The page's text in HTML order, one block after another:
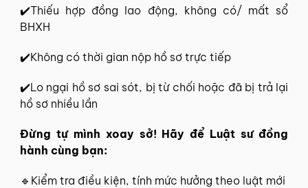
✔️Thiếu hợp đồng lao động, không có/ mất sổ
BHXH
✔️Không có thời gian nộp hồ sơ trực tiếp
✔️Lo ngại hồ sơ sai sót, bị từ chối hoặc đã bị trả lại
hồ sơ nhiều lần
Đừng tự mình xoay sở! Hãy để Luật sư đồng
hành cùng bạn:
🔹Kiểm tra điều kiện, tính mức hưởng theo luật mới